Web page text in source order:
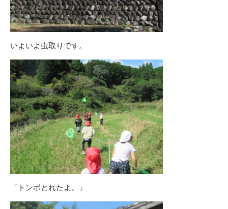
いよいよ虫取りです。
「トンボとれたよ。」